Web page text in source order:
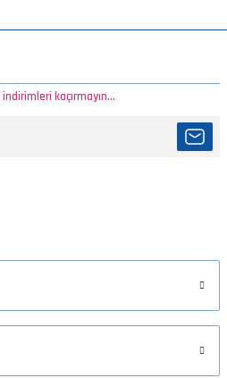
veya görüntülenemiyor.
bilgiler bulunuyor.
daha pahalı.
olmalı.
Gönder
kaçırmayın...